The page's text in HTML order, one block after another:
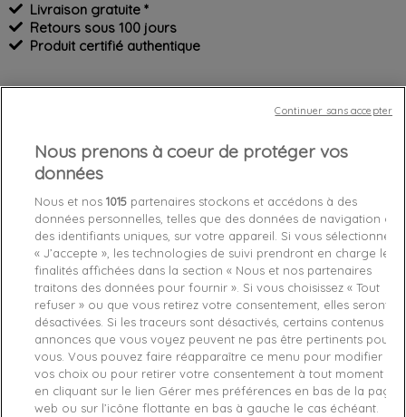
Livraison gratuite *
Retours sous 100 jours
Produit certifié authentique
Caractéristiques produit
Détails du produit Fabriquant
Référence 1021A344-001 43,5
Fiche technique
Couleur Noir
Matière Synthétique
Style Basket basse
Conseil Taille Prenez votre taille habituelle
Nous prenons à coeur de protéger vos
données
Nous et nos1015 partenaires stockons et accédons à des
données personnelles, telles que des données de navigation ou
des identifiants uniques, sur votre appareil. Si vous sélectionnez
« J’accepte », les technologies de suivi prendront en charge les
finalités affichées dans la section « Nous et nos partenaires
traitons des données pour fournir ». Si vous choisissez « Tout
refuser » ou que vous retirez votre consentement, elles seront
désactivées. Si les traceurs sont désactivés, certains contenus et
annonces que vous voyez peuvent ne pas être pertinents pour
vous. Vous pouvez faire réapparaître ce menu pour modifier
vos choix ou pour retirer votre consentement à tout moment
en cliquant sur le lien Gérer mes préférences en bas de la page
web ou sur l’icône flottante en bas à gauche le cas échéant.
Continuer sans accepter